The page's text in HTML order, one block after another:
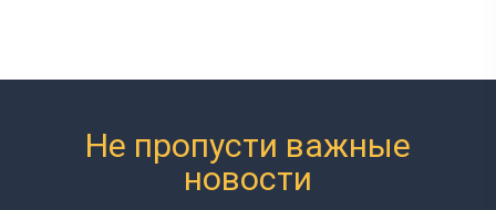
Не пропусти важные
новости